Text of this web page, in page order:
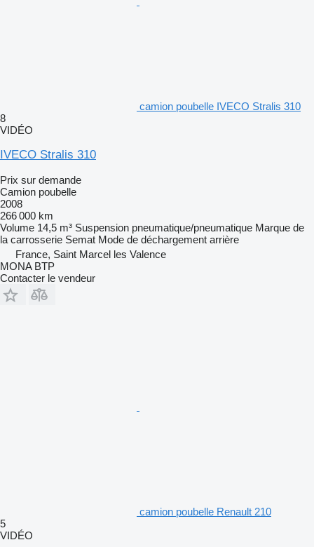
camion poubelle IVECO Stralis 310
8
VIDÉO
IVECO Stralis 310
Prix sur demande
Camion poubelle
2008
266 000 km
Volume 14,5 m³ Suspension pneumatique/pneumatique Marque de
la carrosserie Semat Mode de déchargement arrière
France, Saint Marcel les Valence
MONA BTP
Contacter le vendeur
camion poubelle Renault 210
5
VIDÉO